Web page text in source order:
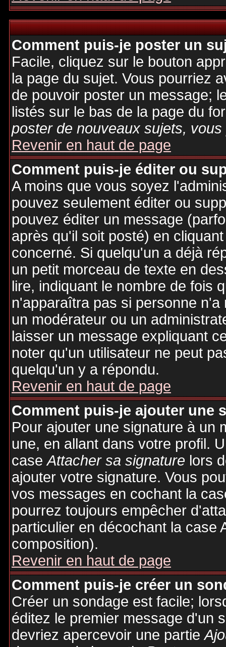
Comment puis-je poster un
Facile, cliquez sur le bouton
la page du sujet. Vous pourriez
de pouvoir poster un message;
listés sur le bas de la page du
poster de nouveaux sujets,
Revenir en haut de page
Comment puis-je éditer ou
A moins que vous soyez
pouvez seulement éditer ou
pouvez éditer un message
après qu'il soit posté) en
concerné. Si quelqu'un a déjà
un petit morceau de texte en
lire, indiquant le nombre de fois
n'apparaîtra pas si personne
un modérateur ou un
laisser un message expliquant
noter qu'un utilisateur ne peut
quelqu'un y a répondu.
Revenir en haut de page
Comment puis-je ajouter une
Pour ajouter une signature à un
une, en allant dans votre profil.
caseAttacher sa signaturelors
ajouter votre signature. Vous
vos messages en cochant la
pourrez toujours empêcher
particulier en décochant la case
composition).
Revenir en haut de page
Comment puis-je créer un
Créer un sondage est facile;
éditez le premier message d'un
devriez apercevoir une partie